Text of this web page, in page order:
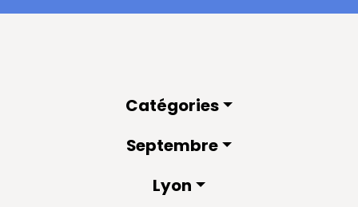
Catégories
Septembre
Lyon